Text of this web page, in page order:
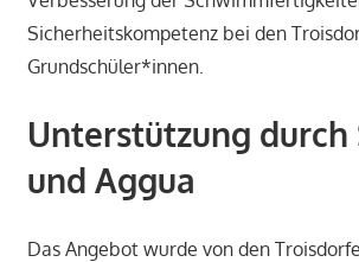
Sicherheitskompetenz bei den
Grundschüler*innen.
Unterstützung durch
und Aggua
Das Angebot wurde von den